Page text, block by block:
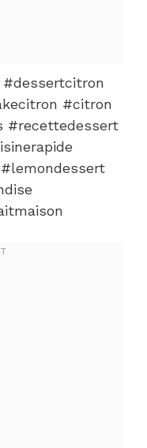
#citron
#recettedessert